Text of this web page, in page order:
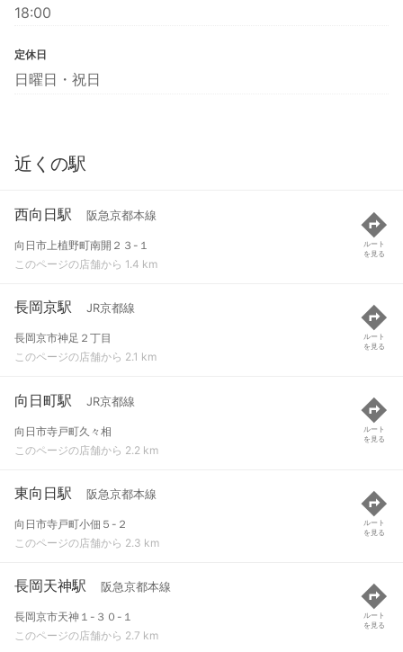
18:00
定休日
日曜日・祝日
近くの駅
西向日駅 阪急京都本線
向日市上植野町南開２３-１
このページの店舗から 1.4 km
ルート
を見る
長岡京駅 JR京都線
長岡京市神足２丁目
このページの店舗から 2.1 km
ルート
を見る
向日町駅 JR京都線
向日市寺戸町久々相
このページの店舗から 2.2 km
ルート
を見る
東向日駅 阪急京都本線
向日市寺戸町小佃５-２
このページの店舗から 2.3 km
ルート
を見る
長岡天神駅 阪急京都本線
長岡京市天神１-３０-１
このページの店舗から 2.7 km
ルート
を見る